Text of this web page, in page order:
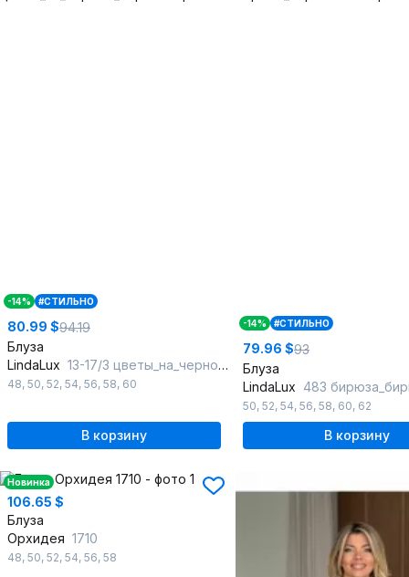
-14% #СТИЛЬНО
80.99 $94.19
Блуза
LindaLux 13-17/3 цветы_на_черном_черный
48, 50, 52, 54, 56, 58, 60
В корзину
-14% #СТИЛЬНО
79.96 $93
Блуза
LindaLux 483
50, 52, 54, 56, 58, 60, 62
В корзину
Новинка
106.65 $
Блуза
Орхидея 1710
48, 50, 52, 54, 56, 58